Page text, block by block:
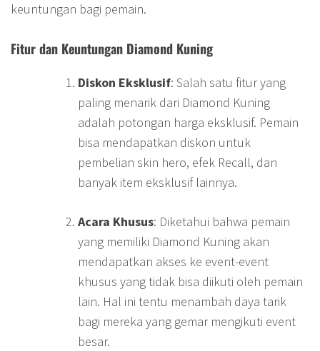
keuntungan bagi pemain.
Fitur dan Keuntungan Diamond Kuning
Diskon Eksklusif: Salah satu fitur yang
paling menarik dari Diamond Kuning
adalah potongan harga eksklusif. Pemain
bisa mendapatkan diskon untuk
pembelian skin hero, efek Recall, dan
banyak item eksklusif lainnya.
Acara Khusus: Diketahui bahwa pemain
yang memiliki Diamond Kuning akan
mendapatkan akses ke event-event
khusus yang tidak bisa diikuti oleh pemain
lain. Hal ini tentu menambah daya tarik
bagi mereka yang gemar mengikuti event
besar.